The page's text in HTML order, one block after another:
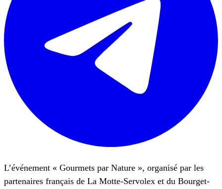
L’événement « Gourmets par Nature », organisé par les
partenaires français de La Motte-Servolex et du Bourget-